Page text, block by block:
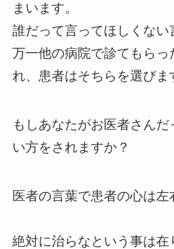
まいます。
誰だって言ってほしくない
万一他の病院で診てもらっ
れ、患者はそちらを選びま
もしあなたがお医者さん
い方をされますか？
医者の言葉で患者の心は左
絶対に治らなという事は在